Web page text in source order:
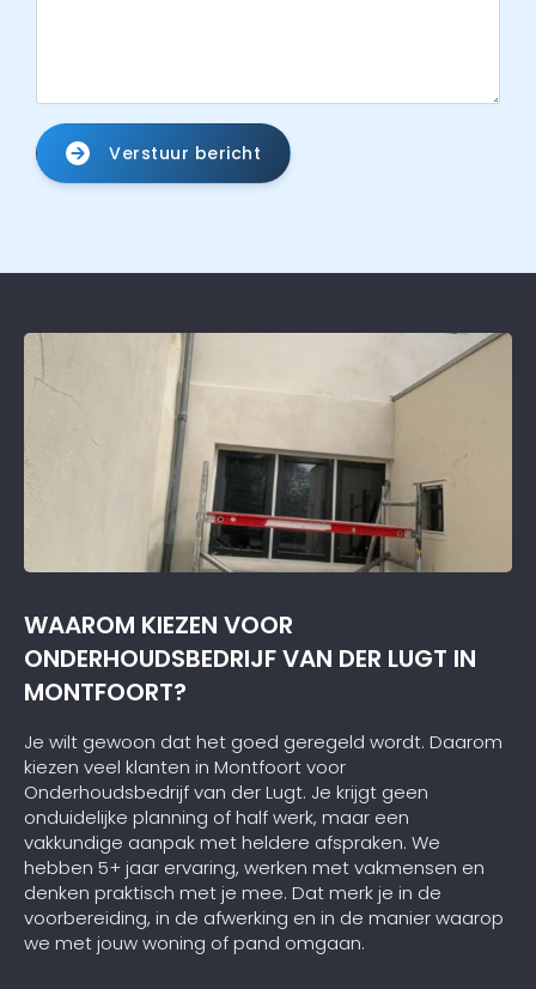
Verstuur bericht
WAAROM KIEZEN VOOR
ONDERHOUDSBEDRIJF VAN DER LUGT IN
MONTFOORT?
Je wilt gewoon dat het goed geregeld wordt. Daarom
kiezen veel klanten in Montfoort voor
Onderhoudsbedrijf van der Lugt. Je krijgt geen
onduidelijke planning of half werk, maar een
vakkundige aanpak met heldere afspraken. We
hebben 5+ jaar ervaring, werken met vakmensen en
denken praktisch met je mee. Dat merk je in de
voorbereiding, in de afwerking en in de manier waarop
we met jouw woning of pand omgaan.